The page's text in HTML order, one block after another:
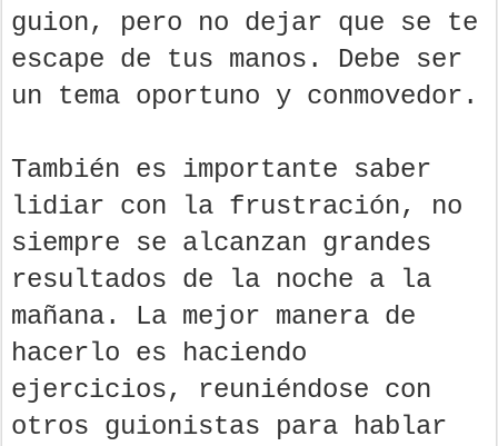
guion, pero no dejar que se te
escape de tus manos. Debe ser
un tema oportuno y conmovedor.
También es importante saber
lidiar con la frustración, no
siempre se alcanzan grandes
resultados de la noche a la
mañana. La mejor manera de
hacerlo es haciendo
ejercicios, reuniéndose con
otros guionistas para hablar